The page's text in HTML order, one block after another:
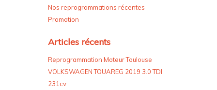
Nos reprogrammations récentes
Promotion
Articles récents
Reprogrammation Moteur Toulouse
VOLKSWAGEN TOUAREG 2019 3.0 TDI
231cv